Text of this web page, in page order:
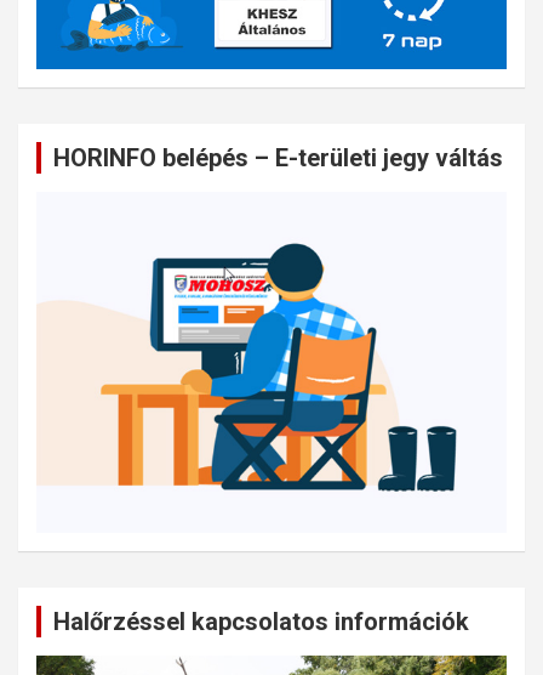
HORINFO belépés – E-területi jegy váltás
Halőrzéssel kapcsolatos információk